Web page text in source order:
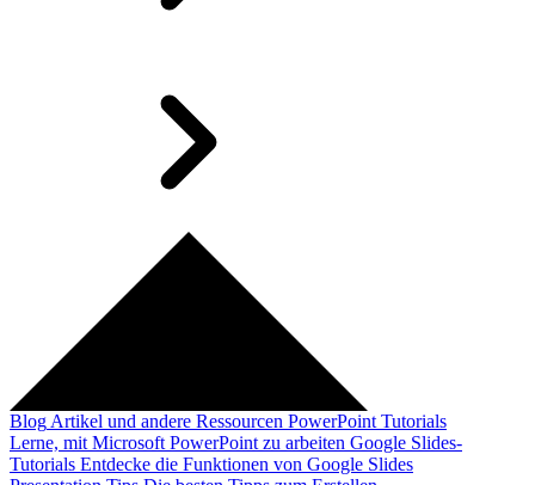
Blog Artikel und andere Ressourcen PowerPoint Tutorials
Lerne, mit Microsoft PowerPoint zu arbeiten Google Slides-
Tutorials Entdecke die Funktionen von Google Slides